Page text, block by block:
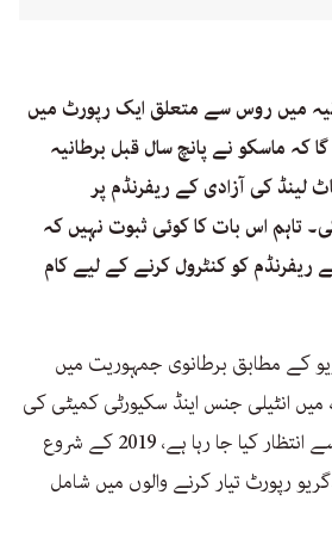
میں روس سے متعلق ایک رپورٹ میں
کہ ماسکو نے پانچ سال قبل برطانیہ
لینڈ کی آزادی کے ریفرنڈم پر
تاہم اس بات کا کوئی ثبوت نہیں کہ
ریفرنڈم کو کنٹرول کرنے کے لیے کام
کے مطابق برطانوی جمہوریت میں
انٹیلی جنس اینڈ سکیورٹی کمیٹی کی
رپورٹ، جس کا بڑی دیر سے انتظار کیا جا رہا ہے، 2019 کے شروع
رپورٹ تیار کرنے والوں میں شامل